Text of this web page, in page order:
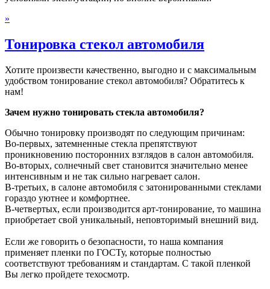
»
Тонировка стекол автомобиля
Хотите произвести качественно, выгодно и с максимальным
удобством тонирование стекол автомобиля? Обратитесь к
нам!
Зачем нужно тонировать стекла автомобиля?
Обычно тонировку производят по следующим причинам:
Во-первых, затемненные стекла препятствуют
проникновению посторонних взглядов в салон автомобиля.
Во-вторых, солнечный свет становится значительно менее
интенсивным и не так сильно нагревает салон.
В-третьих, в салоне автомобиля с затонированными стеклами
гораздо уютнее и комфортнее.
В-четвертых, если производится арт-тонирование, то машина
приобретает свой уникальный, неповторимый внешний вид.
Если же говорить о безопасности, то наша компания
применяет пленки по ГОСТу, которые полностью
соответствуют требованиям и стандартам. С такой пленкой
Вы легко пройдете техосмотр.